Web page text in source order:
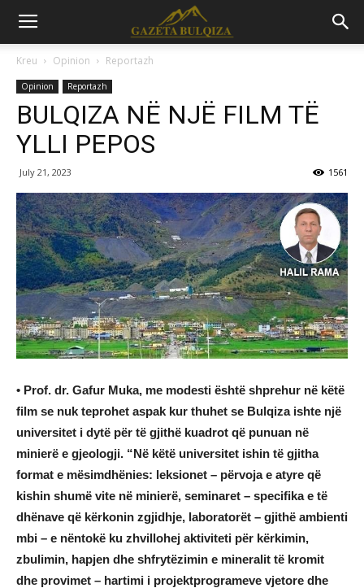
Kreu Opinion Reportazh
Opinion Reportazh
BULQIZA NË NJË FILM TË
YLLI PEPOS
July 21, 2023 1561
• Prof. dr. Gafur Muka, me modesti është shprehur në këtë
film se nuk teprohet aspak kur thuhet se Bulqiza ishte një
universitet i dytë për të gjithë kuadrot që punuan në
minierë e gjeologji. “Në këtë universitet ishin të gjitha
format e mësimdhënies: leksionet – përvoja e atyre që
kishin shumë vite në minierë, seminaret – specifika e të
dhënave që kërkonin zgjidhje, laboratorët – gjithë ambienti
mbi – e nëntokë ku zhvillohej aktiviteti për kërkimin,
zbulimin, hapjen dhe shfrytëzimin e mineralit të kromit
dhe provimet – hartimi i projektprogrameve vjetore dhe